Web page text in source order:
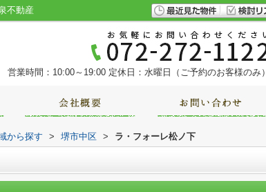
不動産
営業時間：10:00～19:00 定休日：水曜日（ご予約のお客様のみ）
から探す > 堺市中区 > ラ・フォーレ松ノ下